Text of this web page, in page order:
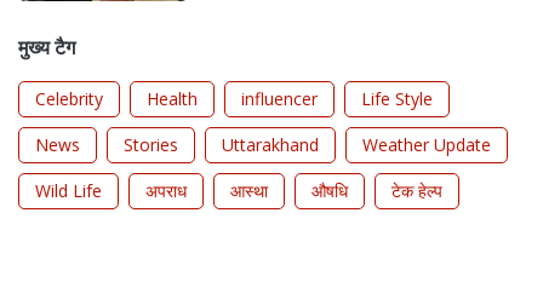
मुख्य टैग
Celebrity Health influencer
Life Style
News
Stories Uttarakhand
Weather Update
Wild Life
अपराध आस्था औषधि टेक हेल्प